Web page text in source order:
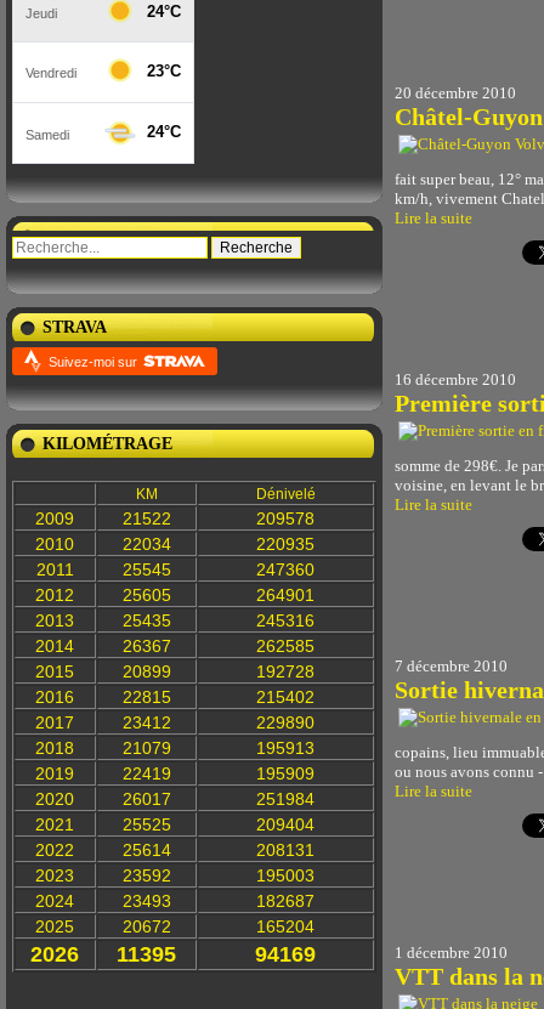
STRAVA
Suivez-moi sur
KILOMÉTRAGE
KM Dénivelé
2009 21522
209578
2010
22034
220935
2011
25545
247360
2012
25605
264901
2013
25435
245316
2014
26367
262585
2015
20899
192728
2016
22815
215402
2017
23412
229890
2018
21079
195913
2019
22419
195909
2020
26017
251984
2021
25525
209404
2022
25614
208131
2023
23592
195003
2024
23493
182687
2025
20672 165204
2026 11395 94169
20 décembre 2010
Châtel-
fait super beau, 12°
km/h, vivement
Lire la suite
16 décembre 2010
Première
somme de 298€. Je
voisine, en levant le
Lire la suite
7 décembre 2010
Sortie
copains, lieu
ou nous avons connu
Lire la suite
1 décembre 2010
VTT dans la